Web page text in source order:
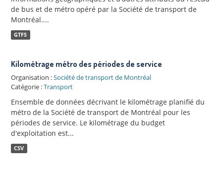
de bus et de métro opéré par la Société de transport de
Montréal....
GTFS
Kilométrage métro des périodes de service
Organisation :Société de transport de Montréal
Catégorie :Transport
Ensemble de données décrivant le kilométrage planifié du
métro de la Société de transport de Montréal pour les
périodes de service. Le kilométrage du budget
d'exploitation est...
CSV